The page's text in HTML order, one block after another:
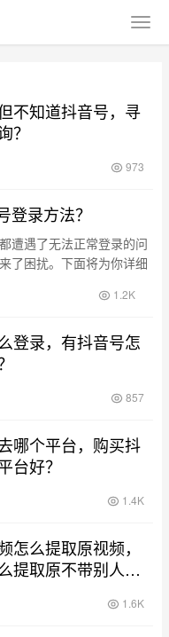
不知道抖音号，寻
？
973
登录方法？
遭遇了无法正常登录的问
了困扰。下面将为你详细
1.2K
登录，有抖音号怎
857
哪个平台，购买抖
台好？
1.4K
怎么提取原视频，
提取原不带别人的
1.6K